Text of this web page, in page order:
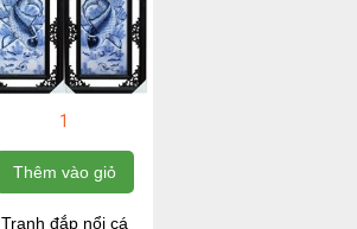
1
Thêm vào giỏ
Tranh đắp nổi cá